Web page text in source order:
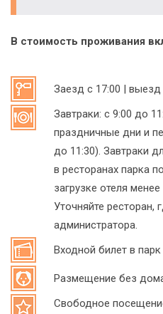
В стоимость проживания
Заезд с 17:00 | выезд
Завтраки: с 9:00 до
праздничные дни и
до 11:30). Завтраки
в ресторанах парка
загрузке отеля
Уточняйте ресторан,
администратора.
Входной билет в
Размещение без
Свободное